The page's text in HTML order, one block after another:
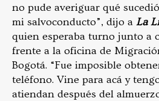
no pude averiguar qué
mi salvoconducto”, dijo a La
quien esperaba turno junto a
frente a la oficina de
Bogotá. “Fue imposible
teléfono. Vine para acá y
atiendan después del